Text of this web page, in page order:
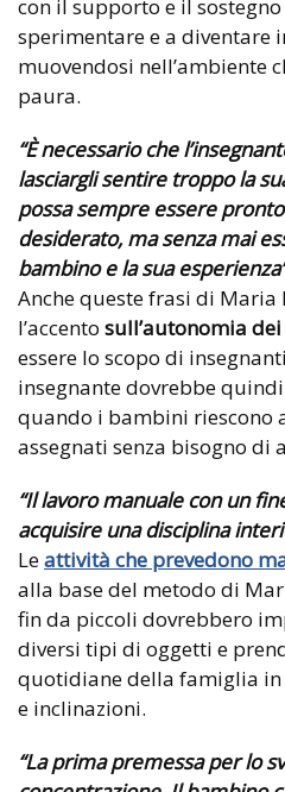
con il supporto e il
sperimentare e a diventare
muovendosi nell’ambiente
paura.
“È necessario che
lasciargli sentire troppo la
possa sempre essere
desiderato, ma senza mai
bambino e la sua
Anche queste frasi di
l’accento sull’autonomia
essere lo scopo di
insegnante dovrebbe
quando i bambini riescono
assegnati senza bisogno di
“Il lavoro manuale con un
acquisire una disciplina
Leattività che prevedono
alla base del metodo di
fin da piccoli dovrebbero
diversi tipi di oggetti e
quotidiane della famiglia
e inclinazioni.
“La prima premessa per lo